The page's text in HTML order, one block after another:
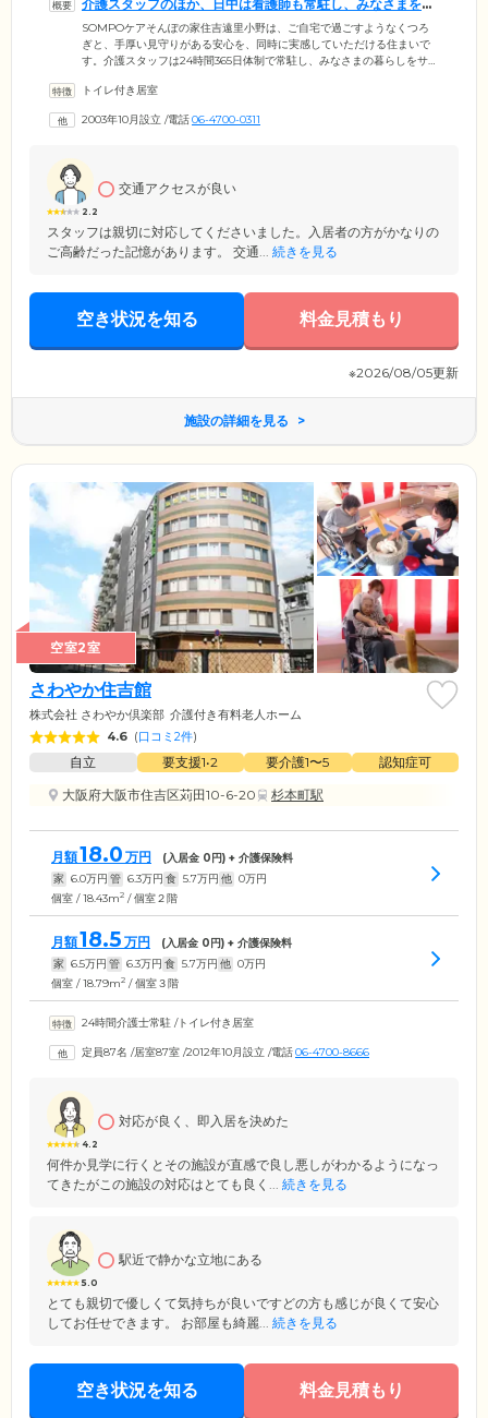
介護スタッフのほか、日中は看護師も常駐し、みなさまを見
守ります
SOMPOケアそんぽの家住吉遠里小野は、ご自宅で過ごすようなくつろ
ぎと、手厚い見守りがある安心を、同時に実感していただける住まいで
す。介護スタッフは24時間365日体制で常駐し、みなさまの暮らしをサポ
れば、すぐに相談できる環境です。生活の拠点となるお部屋は、プライ
おり、周囲を気にせずご自分のペースでお使いいただけます。ご家族様
トイレ付き居室
2003年10月設立 /電話06-4700-0311
2.2
交通アクセスが良い
スタッフは親切に対応してくださいました。入居者の方がかなりの
ご高齢だった記憶があります。 交通... 続きを見る
空き状況を知る 料金見積もり
※2026/08/05更新
施設の詳細を見る
空室2室
さわやか住吉館
株式会社 さわやか倶楽部 介護付き有料老人ホーム
4.6 (口コミ2件)
自立 要支援1•2 要介護1〜5
認知症可
大阪府大阪市住吉区苅田10-6-20
杉本町駅
月額18.0 万円 (入居金 0円) + 介護保険料
家 6.0万円 管 6.3万円 食 5.7万円 他 0万円
個室 / 18.43m2 / 個室２階
月額18.5 万円 (入居金 0円) + 介護保険料
家 6.5万円 管 6.3万円 食 5.7万円 他 0万円
個室 / 18.79m2 / 個室３階
24時間介護士常駐 /トイレ付き居室
定員87名 /居室87室 /2012年10月設立 /電話06-4700-8666
4.2
対応が良く、即入居を決めた
何件か見学に行くとその施設が直感で良し悪しがわかるようになっ
てきたがこの施設の対応はとても良く... 続きを見る
5.0
駅近で静かな立地にある
とても親切で優しくて気持ちが良いですどの方も感じが良くて安心
してお任せできます。 お部屋も綺麗... 続きを見る
空き状況を知る 料金見積もり